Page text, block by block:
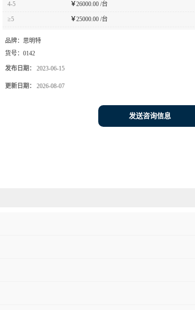
4-5 ￥26000.00 /台
≥5 ￥25000.00 /台
品牌： 思明特
货号： 0142
发布日期： 2023-06-15
更新日期： 2026-08-07
发送咨询信息